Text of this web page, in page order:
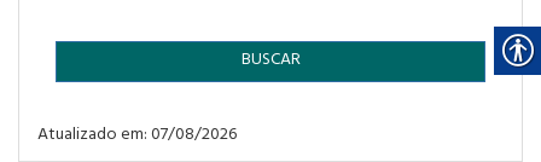
BUSCAR
Atualizado em: 07/08/2026